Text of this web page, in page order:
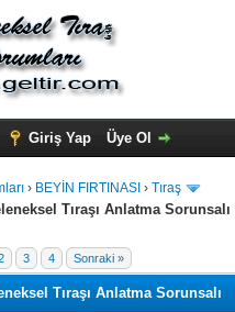
Giriş Yap Üye Ol
› BEYİN FIRTINASI ›Tıraş
Tıraşı Anlatma Sorunsalı
3 4 Sonraki »
Tıraşı Anlatma Sorunsalı